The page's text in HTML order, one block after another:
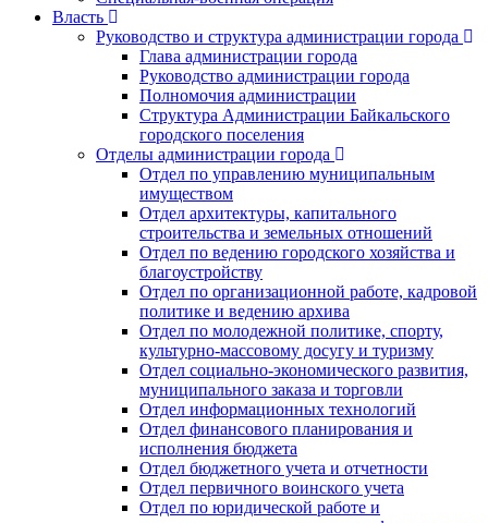
Власть
Руководство и структура администрации города
Глава администрации города
Руководство администрации города
Полномочия администрации
Структура Администрации Байкальского
городского поселения
Отделы администрации города
Отдел по управлению муниципальным
имуществом
Отдел архитектуры, капитального
строительства и земельных отношений
Отдел по ведению городского хозяйства и
благоустройству
Отдел по организационной работе, кадровой
политике и ведению архива
Отдел по молодежной политике, спорту,
культурно-массовому досугу и туризму
Отдел социально-экономического развития,
муниципального заказа и торговли
Отдел информационных технологий
Отдел финансового планирования и
исполнения бюджета
Отдел бюджетного учета и отчетности
Отдел первичного воинского учета
Отдел по юридической работе и